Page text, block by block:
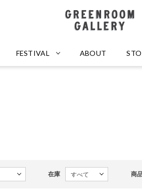
FESTIVAL ABOUT
在庫 商